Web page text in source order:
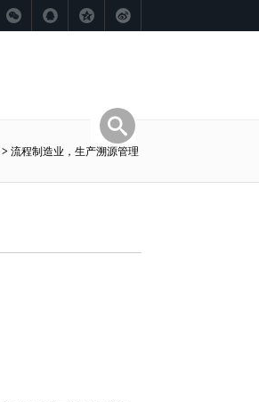
> 流程制造业，生产溯源管理